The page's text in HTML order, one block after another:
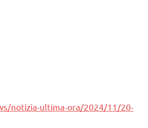
notizia-ultima-ora/2024/11/20-